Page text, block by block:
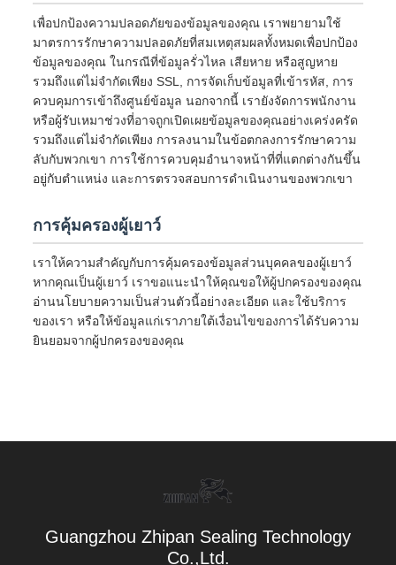
เพื่อปกป้องความปลอดภัยของข้อมูลของคุณ เราพยายามใช้
มาตรการรักษาความปลอดภัยที่สมเหตุสมผลทั้งหมดเพื่อปกป้อง
ข้อมูลของคุณ ในกรณีที่ข้อมูลรั่วไหล เสียหาย หรือสูญหาย
รวมถึงแต่ไม่จำกัดเพียง SSL, การจัดเก็บข้อมูลที่เข้ารหัส, การ
ควบคุมการเข้าถึงศูนย์ข้อมูล นอกจากนี้ เรายังจัดการพนักงาน
หรือผู้รับเหมาช่วงที่อาจถูกเปิดเผยข้อมูลของคุณอย่างเคร่งครัด
รวมถึงแต่ไม่จำกัดเพียง การลงนามในข้อตกลงการรักษาความ
ลับกับพวกเขา การใช้การควบคุมอำนาจหน้าที่ที่แตกต่างกันขึ้น
อยู่กับตำแหน่ง และการตรวจสอบการดำเนินงานของพวกเขา
การคุ้มครองผู้เยาว์
เราให้ความสำคัญกับการคุ้มครองข้อมูลส่วนบุคคลของผู้เยาว์
หากคุณเป็นผู้เยาว์ เราขอแนะนำให้คุณขอให้ผู้ปกครองของคุณ
อ่านนโยบายความเป็นส่วนตัวนี้อย่างละเอียด และใช้บริการ
ของเรา หรือให้ข้อมูลแก่เราภายใต้เงื่อนไขของการได้รับความ
ยินยอมจากผู้ปกครองของคุณ
Guangzhou Zhipan Sealing Technology
Co.,Ltd.